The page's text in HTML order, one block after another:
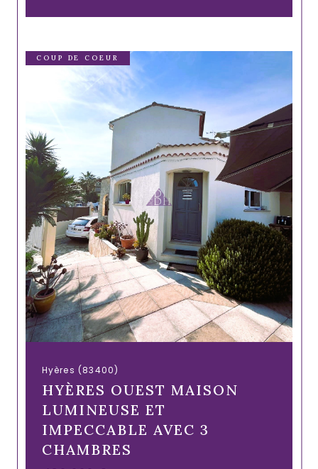
Hyères (83400)
HYÈRES OUEST MAISON
LUMINEUSE ET
IMPECCABLE AVEC 3
CHAMBRES
COUP DE COEUR